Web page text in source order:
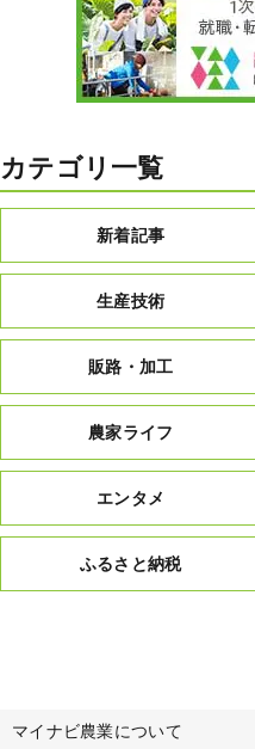
カテゴリ一覧
新着記事
生産技術
販路・加工
農家ライフ
エンタメ
ふるさと納税
マイナビ農業について